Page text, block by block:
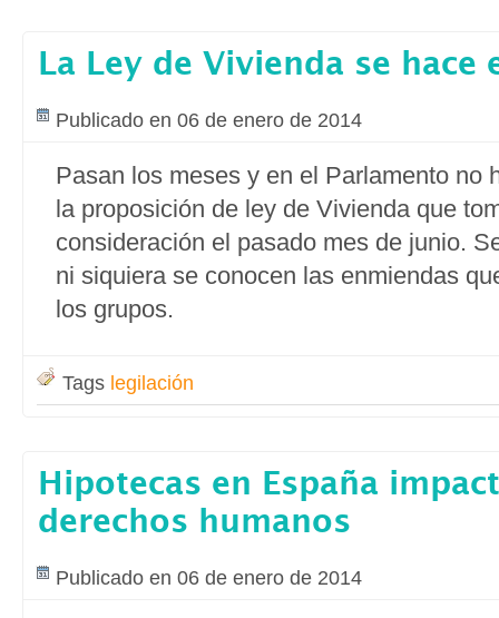
La Ley de Vivienda se hace
Publicado en 06 de enero de 2014
Pasan los meses y en el Parlamento no
la proposición de ley de Vivienda que
consideración el pasado mes de junio.
ni siquiera se conocen las enmiendas
los grupos.
Tags legilación
Hipotecas en España
derechos humanos
Publicado en 06 de enero de 2014